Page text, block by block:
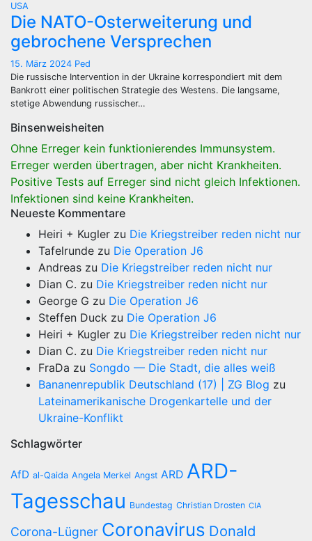
USA
Die NATO-Osterweiterung und
gebrochene Versprechen
15. März 2024 Ped
Die russische Intervention in der Ukraine korrespondiert mit dem
Bankrott einer politischen Strategie des Westens. Die langsame,
stetige Abwendung russischer…
Binsenweisheiten
Ohne Erreger kein funktionierendes Immunsystem.
Erreger werden übertragen, aber nicht Krankheiten.
Positive Tests auf Erreger sind nicht gleich Infektionen.
Infektionen sind keine Krankheiten.
Neueste Kommentare
Heiri + Kugler zu Die Kriegstreiber reden nicht nur
Tafelrunde zu Die Operation J6
Andreas zu Die Kriegstreiber reden nicht nur
Dian C. zu Die Kriegstreiber reden nicht nur
George G zu Die Operation J6
Steffen Duck zu Die Operation J6
Heiri + Kugler zu Die Kriegstreiber reden nicht nur
Dian C. zu Die Kriegstreiber reden nicht nur
FraDa zu Songdo — Die Stadt, die alles weiß
Bananenrepublik Deutschland (17) | ZG Blog zu
Lateinamerikanische Drogenkartelle und der
Ukraine-Konflikt
Schlagwörter
AfD al-Qaida Angela Merkel Angst ARD ARD-
Tagesschau Bundestag Christian Drosten CIA
Corona-Lügner Coronavirus Donald